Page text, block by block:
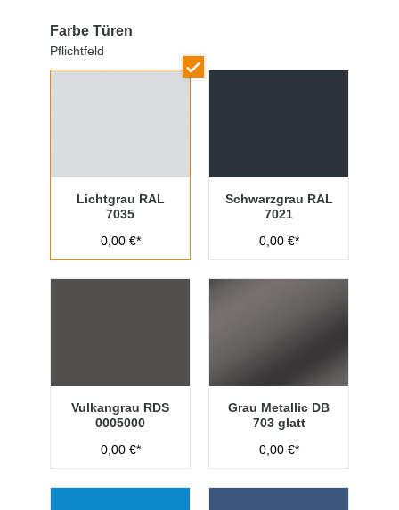
Farbe Türen
Pflichtfeld
Lichtgrau RAL
7035
0,00 €*
Schwarzgrau RAL
7021
0,00 €*
Vulkangrau RDS
0005000
0,00 €*
Grau Metallic DB
703 glatt
0,00 €*